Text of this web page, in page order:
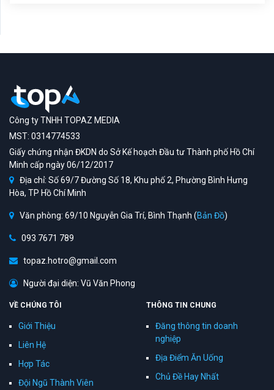
Công ty TNHH TOPAZ MEDIA
MST: 0314774533
Giấy chứng nhận ĐKDN do Sở Kế hoạch Đầu tư Thành phố Hồ Chí
Minh cấp ngày 06/12/2017
Địa chỉ: Số 69/7 Đường Số 18, Khu phố 2, Phường Bình Hưng
Hòa, TP Hồ Chí Minh
Văn phòng: 69/10 Nguyễn Gia Trí, Bình Thạnh (Bản Đồ)
093 7671 789
topaz.hotro@gmail.com
Người đại diện: Vũ Văn Phong
VỀ CHÚNG TÔI
Giới Thiệu
Liên Hệ
Hợp Tác
Đội Ngũ Thành Viên
THÔNG TIN CHUNG
Đăng thông tin doanh
nghiệp
Địa Điểm Ăn Uống
Chủ Đề Hay Nhất